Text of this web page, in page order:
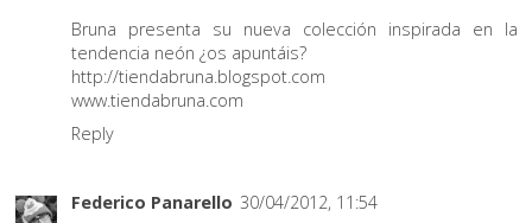
Bruna presenta su nueva colección inspirada en la
tendencia neón ¿os apuntáis?
http://tiendabruna.blogspot.com
www.tiendabruna.com
Reply
Federico Panarello 30/04/2012, 11:54